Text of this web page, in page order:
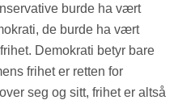
burde ha vært
de burde ha vært
Demokrati betyr bare
frihet er retten for
seg og sitt, frihet er altså